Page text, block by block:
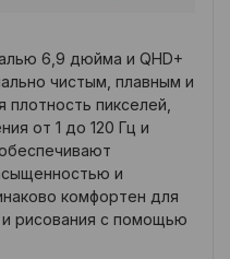
6,9 дюйма и QHD+
чистым, плавным и
пикселей,
от 1 до 120 Гц и
и
комфортен для
рисования с помощью